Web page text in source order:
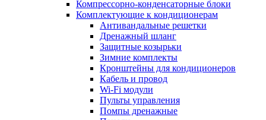
Компрессорно-конденсаторные блоки
Комплектующие к кондиционерам
Антивандальные решетки
Дренажный шланг
Защитные козырьки
Зимние комплекты
Кронштейны для кондиционеров
Кабель и провод
Wi-Fi модули
Пульты управления
Помпы дренажные